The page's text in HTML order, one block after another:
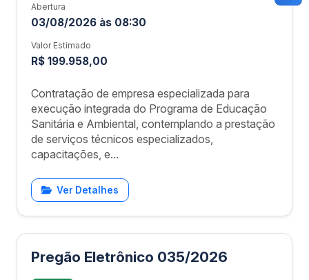
Abertura
03/08/2026 às 08:30
Valor Estimado
R$ 199.958,00
Contratação de empresa especializada para
execução integrada do Programa de Educação
Sanitária e Ambiental, contemplando a prestação
de serviços técnicos especializados,
capacitações, e...
Ver Detalhes
Pregão Eletrônico 035/2026